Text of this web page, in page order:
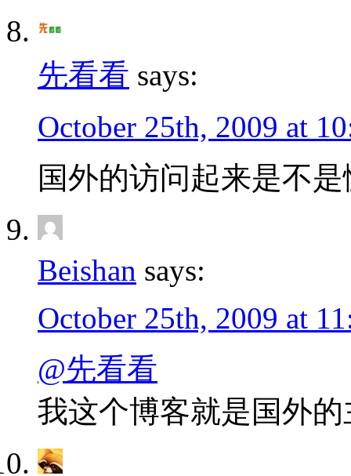
先看看 says:
October 25th, 2009 at
国外的访问起来是不
Beishan says:
October 25th, 2009 at
@先看看
我这个博客就是国外